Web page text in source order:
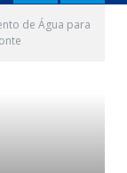
de Água para